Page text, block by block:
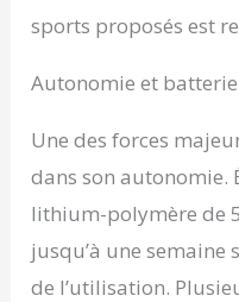
sports proposés est
Autonomie et batterie
Une des forces
dans son autonomie.
lithium-polymère de
jusqu’à une semaine
de l’utilisation.